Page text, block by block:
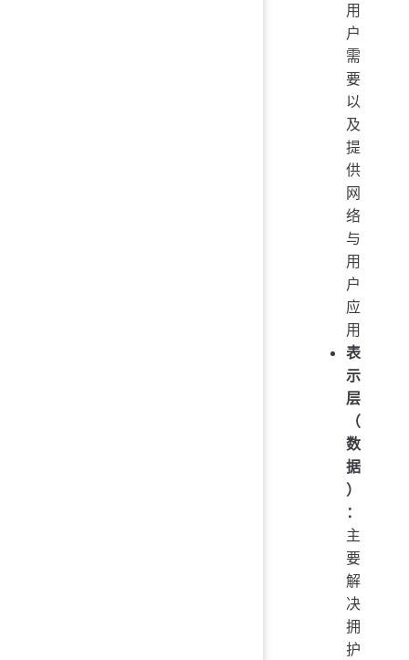
用
户
需
要
以
及
提
供
网
络
与
用
户
应
用
表
示
层
（
数
据
）
：
主
要
解
决
拥
护